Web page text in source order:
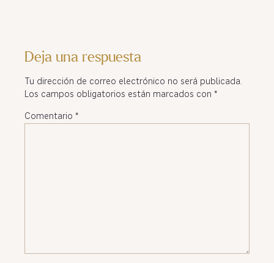
Deja una respuesta
Tu dirección de correo electrónico no será publicada.
Los campos obligatorios están marcados con *
Comentario *